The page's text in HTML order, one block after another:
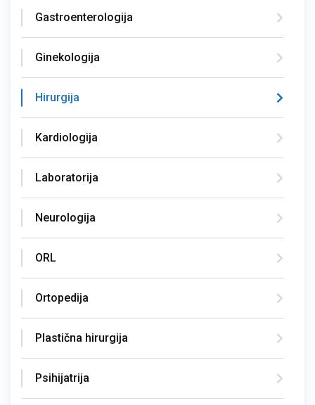
Gastroenterologija
Ginekologija
Hirurgija
Kardiologija
Laboratorija
Neurologija
ORL
Ortopedija
Plastična hirurgija
Psihijatrija